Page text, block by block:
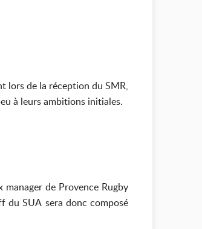
lors de la réception du SMR,
à leurs ambitions initiales.
de Provence Rugby
du SUA sera donc composé